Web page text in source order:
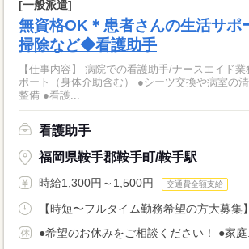
[一般派遣]
無資格OK＊患者さんの生活サ
掃除など◆看護助手
【仕事内容】 病院での看護助手/ナースエイド業務 ●入院患者様
ポート（身体介助含む） ●シーツ交換や病室の
整備 ●看護...
看護助手
福岡県鞍手郡鞍手町/鞍手駅
時給1,300円～1,500円 交通費全額支給
【時短〜フルタイム勤務希望の方大募集
●希望のお休みをご相談ください！ ●家庭